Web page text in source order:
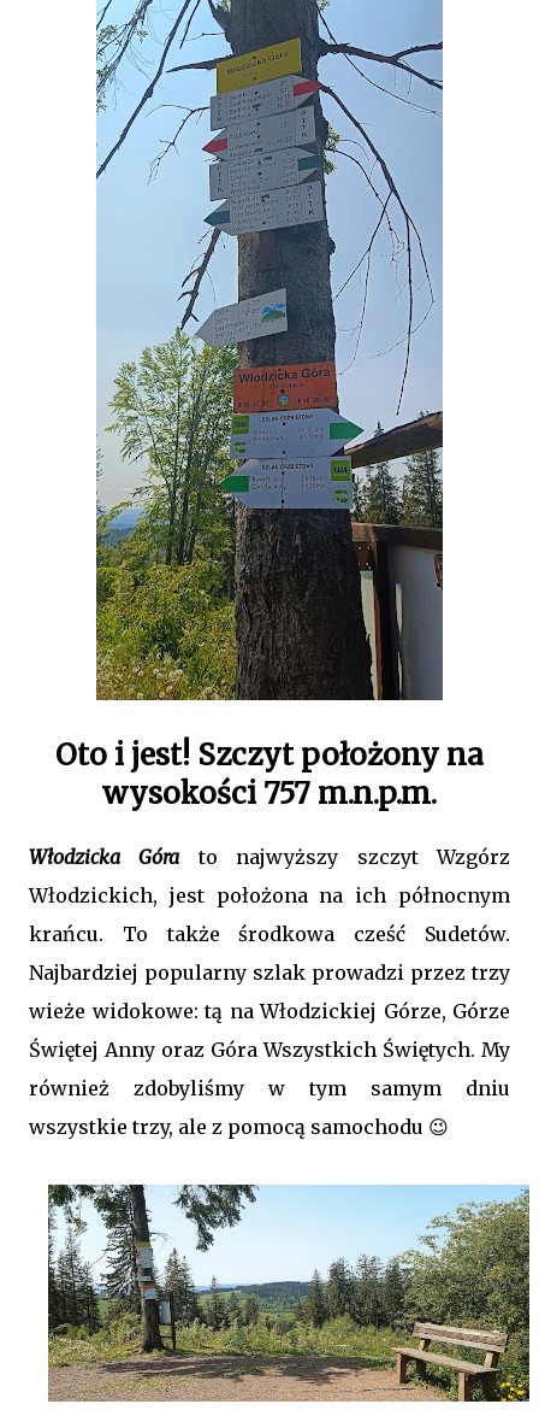
Oto i jest! Szczyt położony na
wysokości 757 m.n.p.m.
Włodzicka Góra to najwyższy szczyt Wzgórz
Włodzickich, jest położona na ich północnym
krańcu. To także środkowa cześć Sudetów.
Najbardziej popularny szlak prowadzi przez trzy
wieże widokowe: tą na Włodzickiej Górze, Górze
Świętej Anny oraz Góra Wszystkich Świętych. My
również zdobyliśmy w tym samym dniu
wszystkie trzy, ale z pomocą samochodu 😉